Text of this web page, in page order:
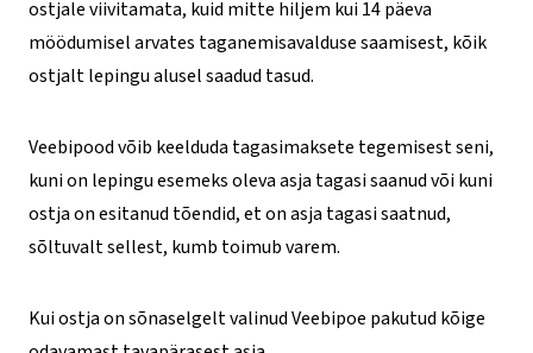
ostjale viivitamata, kuid mitte hiljem kui 14 päeva
möödumisel arvates taganemisavalduse saamisest, kõik
ostjalt lepingu alusel saadud tasud.
Veebipood võib keelduda tagasimaksete tegemisest seni,
kuni on lepingu esemeks oleva asja tagasi saanud või kuni
ostja on esitanud tõendid, et on asja tagasi saatnud,
sõltuvalt sellest, kumb toimub varem.
Kui ostja on sõnaselgelt valinud Veebipoe pakutud kõige